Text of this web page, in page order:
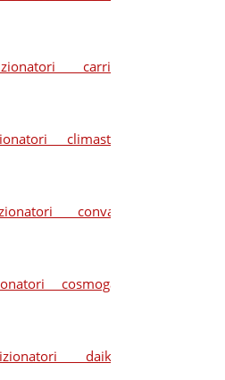
carrier
climastar
convair
cosmogas
daikin